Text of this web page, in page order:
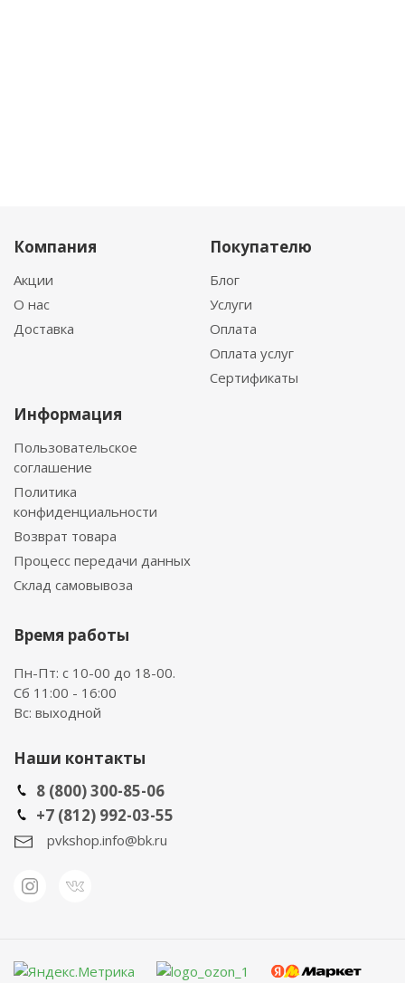
Компания
Акции
О нас
Доставка
Покупателю
Блог
Услуги
Оплата
Оплата услуг
Сертификаты
Информация
Пользовательское
соглашение
Политика
конфиденциальности
Возврат товара
Процесс передачи данных
Склад самовывоза
Время работы
Пн-Пт: с 10-00 до 18-00.
Сб 11:00 - 16:00
Вс: выходной
Наши контакты
8 (800) 300-85-06
+7 (812) 992-03-55
pvkshop.info@bk.ru